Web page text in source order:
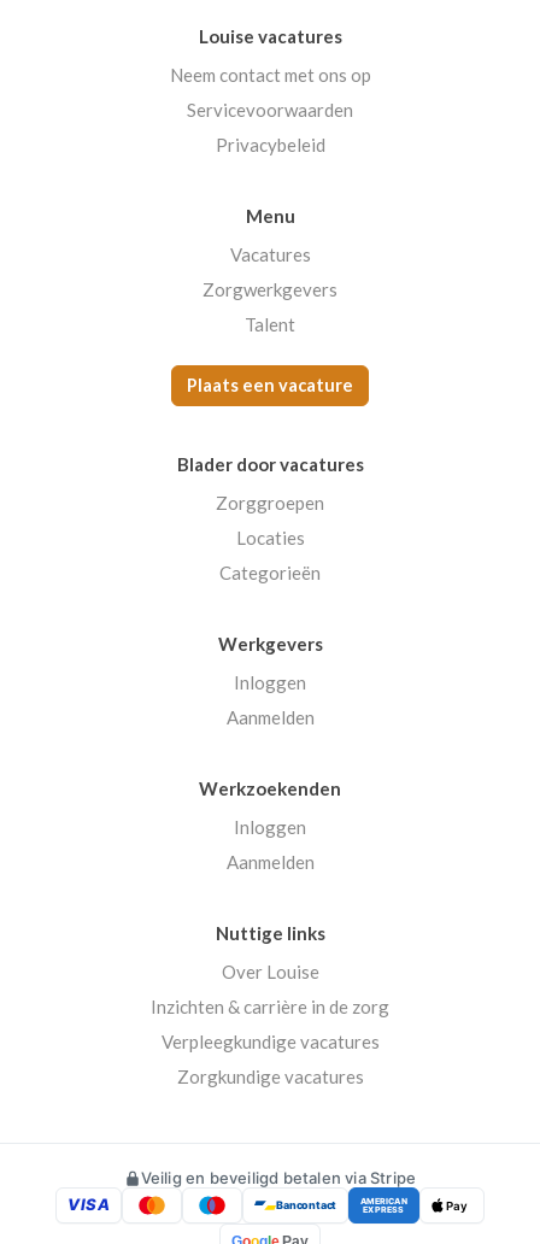
Louise vacatures
Neem contact met ons op
Servicevoorwaarden
Privacybeleid
Menu
Vacatures
Zorgwerkgevers
Talent
Plaats een vacature
Blader door vacatures
Zorggroepen
Locaties
Categorieën
Werkgevers
Inloggen
Aanmelden
Werkzoekenden
Inloggen
Aanmelden
Nuttige links
Over Louise
Inzichten & carrière in de zorg
Verpleegkundige vacatures
Zorgkundige vacatures
Veilig en beveiligd betalen via Stripe
VISA
Bancontact AMERICAN
EXPRESS Pay